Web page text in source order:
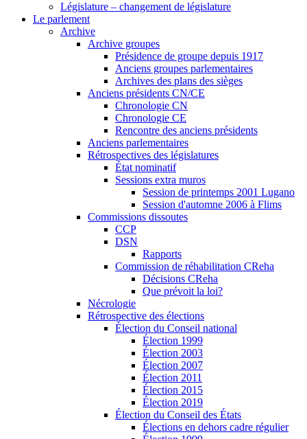
Législature – changement de législature
Le parlement
Archive
Archive groupes
Présidence de groupe depuis 1917
Anciens groupes parlementaires
Archives des plans des sièges
Anciens présidents CN/CE
Chronologie CN
Chronologie CE
Rencontre des anciens présidents
Anciens parlementaires
Rétrospectives des législatures
État nominatif
Sessions extra muros
Session de printemps 2001 Lugano
Session d'automne 2006 à Flims
Commissions dissoutes
CCP
DSN
Rapports
Commission de réhabilitation CReha
Décisions CReha
Que prévoit la loi?
Nécrologie
Rétrospective des élections
Élection du Conseil national
Élection 1999
Élection 2003
Élection 2007
Élection 2011
Élection 2015
Élection 2019
Élection du Conseil des États
Élections en dehors cadre régulier